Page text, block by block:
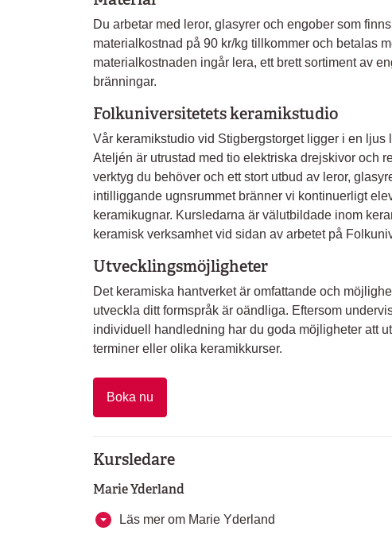
Du arbetar med leror, glasyrer och engober som
materialkostnad på 90 kr/kg tillkommer och betalas
materialkostnaden ingår lera, ett brett sortiment av
bränningar.
Folkuniversitetets keramikstudio
Vår keramikstudio vid Stigbergstorget ligger i en ljus
Ateljén är utrustad med tio elektriska drejskivor och
verktyg du behöver och ett stort utbud av leror,
intilliggande ugnsrummet bränner vi kontinuerligt
keramikugnar. Kursledarna är välutbildade inom
keramisk verksamhet vid sidan av arbetet på
Utvecklingsmöjligheter
Det keramiska hantverket är omfattande och
utveckla ditt formspråk är oändliga. Eftersom
individuell handledning har du goda möjligheter att
terminer eller olika keramikkurser.
Boka nu
Kursledare
Marie Yderland
Läs mer om Marie Yderland